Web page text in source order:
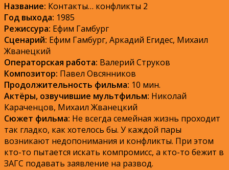
Название: Контакты… конфликты 2
Год выхода: 1985
Режиссура: Ефим Гамбург
Сценарий: Ефим Гамбург, Аркадий Егидес, Михаил
Жванецкий
Операторская работа: Валерий Струков
Композитор: Павел Овсянников
Продолжительность фильма: 10 мин.
Актёры, озвучившие мультфильм: Николай
Караченцов, Михаил Жванецкий
Сюжет фильма: Не всегда семейная жизнь проходит
так гладко, как хотелось бы. У каждой пары
возникают недопонимания и конфликты. При этом
кто-то пытается искать компромисс, а кто-то бежит в
ЗАГС подавать заявление на развод.